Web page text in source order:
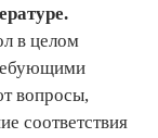
в целом
вопросы,
соответствия